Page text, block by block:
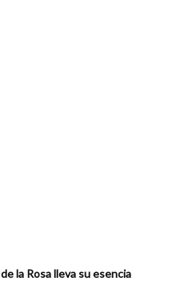
la Rosa lleva su esencia